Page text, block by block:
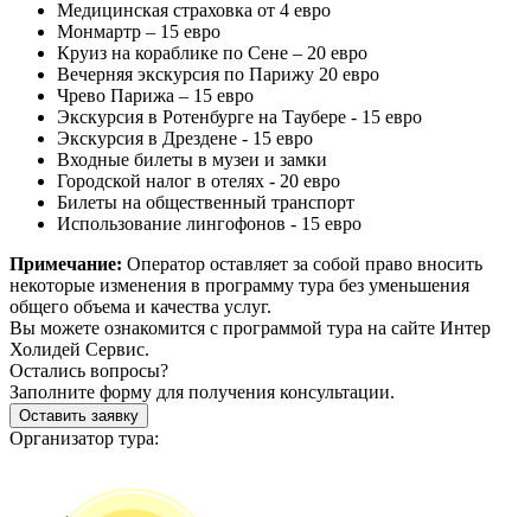
Медицинская страховка от 4 евро
Монмартр – 15 евро
Круиз на кораблике по Сене – 20 евро
Вечерняя экскурсия по Парижу 20 евро
Чрево Парижа – 15 евро
Экскурсия в Ротенбурге на Таубере - 15 евро
Экскурсия в Дрездене - 15 евро
Входные билеты в музеи и замки
Городской налог в отелях - 20 евро
Билеты на общественный транспорт
Использование лингофонов - 15 евро
Примечание: Оператор оставляет за собой право вносить
некоторые изменения в программу тура без уменьшения
общего объема и качества услуг.
Вы можете ознакомится с программой тура на сайте Интер
Холидей Сервис.
Остались вопросы?
Заполните форму для получения консультации.
Оставить заявку
Организатор тура: